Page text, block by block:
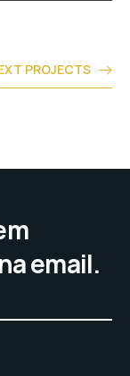
PROJECTS
email.